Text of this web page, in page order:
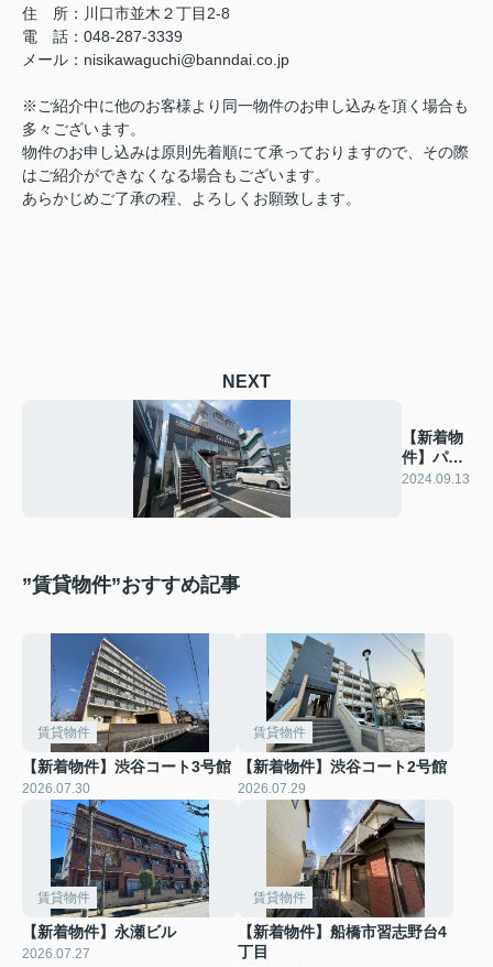
住 所： 川口市並木２丁目2-8
電 話：048-287-3339
メール ： nisikawaguchi@banndai.co.jp
※ご紹介中に他のお客様より同一物件のお申し込みを頂く場合も
多々ございます。
物件のお申し込みは原則先着順にて承っておりますので、その際
はご紹介ができなくなる場合もございます。
あらかじめご了承の程、よろしくお願致します。
NEXT
【新着物
件】パー
クヒル浦
2024.09.13
”賃貸物件”おすすめ記事
賃貸物件
【新着物件】渋谷コート3号館
2026.07.30
賃貸物件
【新着物件】渋谷コート2号館
2026.07.29
賃貸物件
【新着物件】永瀬ビル
2026.07.27
賃貸物件
【新着物件】船橋市習志野台4
丁目